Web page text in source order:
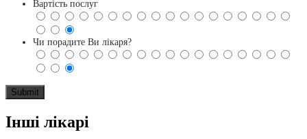
Вартість послуг
Чи порадите Ви лікаря?
Інші лікарі